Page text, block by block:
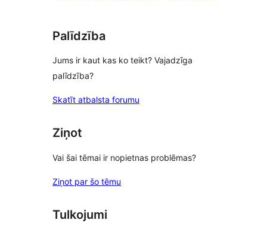
Palīdzība
Jums ir kaut kas ko teikt? Vajadzīga
palīdzība?
Skatīt atbalsta forumu
Ziņot
Vai šai tēmai ir nopietnas problēmas?
Ziņot par šo tēmu
Tulkojumi